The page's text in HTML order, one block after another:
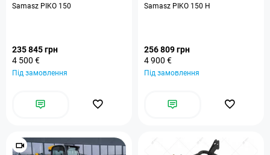
Samasz PIKO 150
235 845 грн
4 500 €
Під замовлення
Samasz PIKO 150 H
256 809 грн
4 900 €
Під замовлення